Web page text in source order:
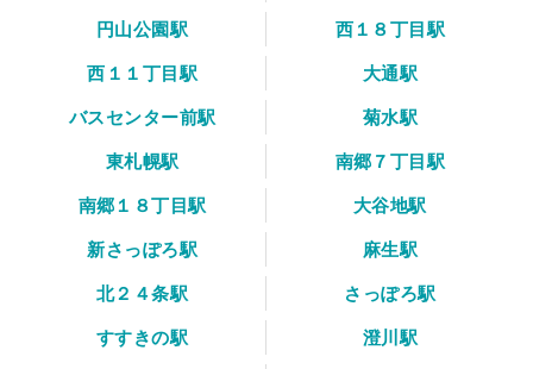
円山公園駅
西１８丁目駅
西１１丁目駅
大通駅
バスセンター前駅
菊水駅
東札幌駅
南郷７丁目駅
南郷１８丁目駅
大谷地駅
新さっぽろ駅
麻生駅
北２４条駅
さっぽろ駅
すすきの駅
澄川駅